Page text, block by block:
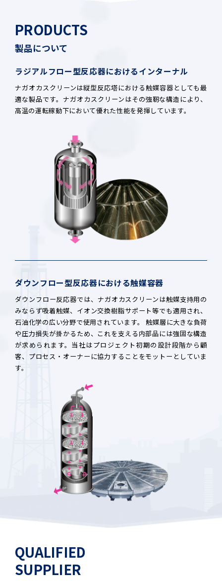
PRODUCTS
製品について
ラジアルフロー型反応器におけるインターナル
ナガオカスクリーンは縦型反応塔における触媒容器としても最
適な製品です。ナガオカスクリーンはその強靭な構造により、
高温の運転稼動下において優れた性能を発揮しています。
ダウンフロー型反応器における触媒容器
ダウンフロー反応器では、ナガオカスクリーンは触媒支持用の
みならず吸着触媒、イオン交換樹脂サポート等でも適用され、
石油化学の広い分野で使用されています。 触媒層に大きな負荷
や圧力損失が掛かるため、これを支える内部品には強固な構造
が求められます。当社はプロジェクト初期の設計段階から顧
客、プロセス・オーナーに協力することをモットーとしていま
す。
QUALIFIED
SUPPLIER